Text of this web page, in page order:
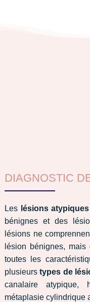
DIAGNOSTIC
Les lésions atypiques
bénignes et des
lésions ne
lésion bénignes,
toutes les
plusieurstypes de
canalaire atypique,
métaplasie cylindrique